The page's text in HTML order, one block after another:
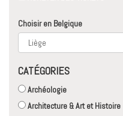
Choisir en Belgique
CATÉGORIES
Archéologie
Architecture & Art et Histoire